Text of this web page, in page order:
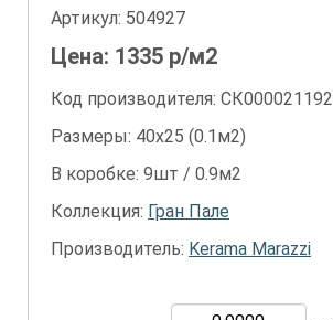
Артикул: 504927
Цена: 1335 р/м2
Код производителя: СК000021192
Размеры: 40х25 (0.1м2)
В коробке: 9шт / 0.9м2
Коллекция: Гран Пале
Производитель: Kerama Marazzi